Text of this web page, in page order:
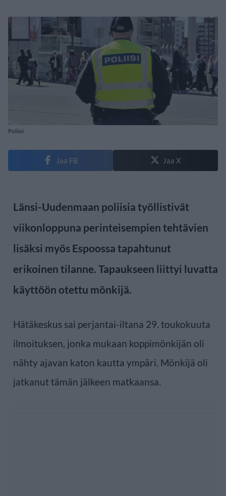
Poliisi
Jaa FB Jaa X
Länsi-Uudenmaan poliisia työllistivät
viikonloppuna perinteisempien tehtävien
lisäksi myös Espoossa tapahtunut
erikoinen tilanne. Tapaukseen liittyi luvatta
käyttöön otettu mönkijä.
Hätäkeskus sai perjantai-iltana 29. toukokuuta
ilmoituksen, jonka mukaan koppimönkijän oli
nähty ajavan katon kautta ympäri. Mönkijä oli
jatkanut tämän jälkeen matkaansa.